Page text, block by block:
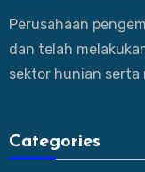
Perusahaan
dan telah
sektor hunian serta
Categories